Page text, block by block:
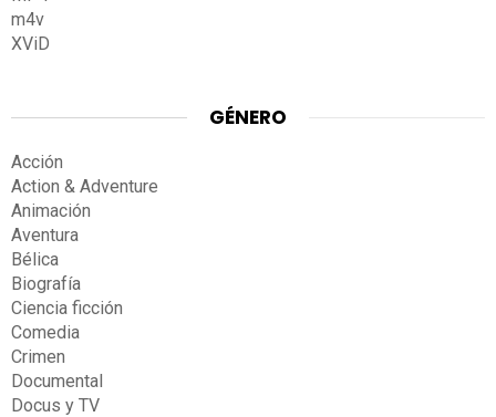
m4v
XViD
GÉNERO
Acción
Action & Adventure
Animación
Aventura
Bélica
Biografía
Ciencia ficción
Comedia
Crimen
Documental
Docus y TV